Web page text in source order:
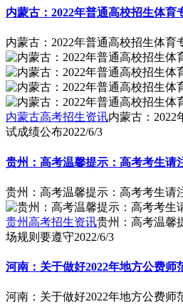
内蒙古：2022年普通高校招生体育
内蒙古：2022年普通高校招生体育
内蒙古高考招生资讯内蒙古：2022
试成绩公布2022/6/3
贵州：高考温馨提示：高考考生请
贵州：高考温馨提示：高考考生请
贵州高考招生资讯贵州：高考温馨
场规则要遵守2022/6/3
河南：关于做好2022年地方公费师
河南：关于做好2022年地方公费师